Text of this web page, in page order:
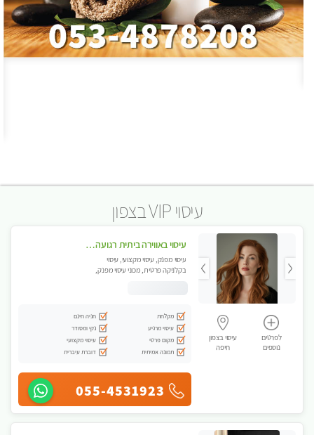
עיסוי VIP בצפון
לפרטים
נוספים
עיסוי בצפון
חיפה
עיסוי באווירה ביתית רגועה + עיסוי טנטרה +אבנים חמות וכוסות רוח מומלץ מאוד . . . highly recommended..new in the ci
עיסוי מפנק, עיסוי מקצועי, עיסוי
בקלניקה פרטית, מכוני עיסוי מפנק,
מקלחת
חניה חינם
עיסוי מרגיע
נקי ומסודר
מקום פרטי
עיסוי מקצועי
תמונה אמיתית
דוברת עיברית
055-4531923